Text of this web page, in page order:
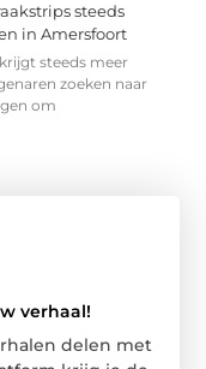
steeds
in Amersfoort
steeds meer
zoeken naar
om
verhaal!
delen met